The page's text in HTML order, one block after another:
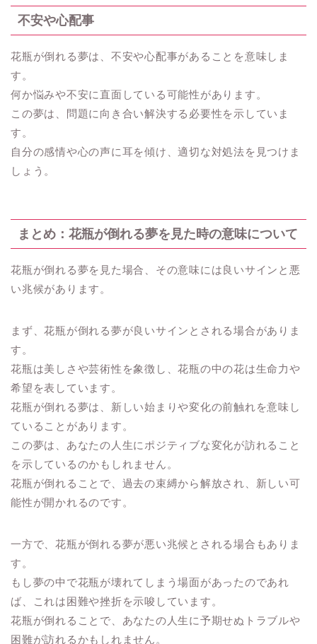
不安や心配事
花瓶が倒れる夢は、不安や心配事があることを意味しま
す。
何か悩みや不安に直面している可能性があります。
この夢は、問題に向き合い解決する必要性を示していま
す。
自分の感情や心の声に耳を傾け、適切な対処法を見つけま
しょう。
まとめ：花瓶が倒れる夢を見た時の意味について
花瓶が倒れる夢を見た場合、その意味には良いサインと悪
い兆候があります。
まず、花瓶が倒れる夢が良いサインとされる場合がありま
す。
花瓶は美しさや芸術性を象徴し、花瓶の中の花は生命力や
希望を表しています。
花瓶が倒れる夢は、新しい始まりや変化の前触れを意味し
ていることがあります。
この夢は、あなたの人生にポジティブな変化が訪れること
を示しているのかもしれません。
花瓶が倒れることで、過去の束縛から解放され、新しい可
能性が開かれるのです。
一方で、花瓶が倒れる夢が悪い兆候とされる場合もありま
す。
もし夢の中で花瓶が壊れてしまう場面があったのであれ
ば、これは困難や挫折を示唆しています。
花瓶が倒れることで、あなたの人生に予期せぬトラブルや
困難が訪れるかもしれません。